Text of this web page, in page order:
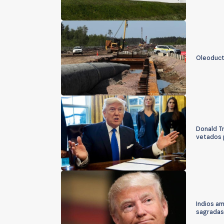
Donald
vetados
Indios
sagradas